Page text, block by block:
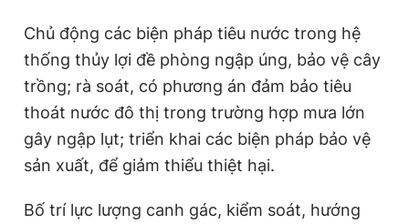
Chủ động các biện pháp tiêu nước trong hệ
thống thủy lợi đề phòng ngập úng, bảo vệ cây
trồng; rà soát, có phương án đảm bảo tiêu
thoát nước đô thị trong trường hợp mưa lớn
gây ngập lụt; triển khai các biện pháp bảo vệ
sản xuất, để giảm thiểu thiệt hại.
Bố trí lực lượng canh gác, kiểm soát, hướng